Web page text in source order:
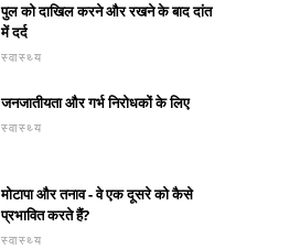
पुल को दाखिल करने और रखने के बाद दांत
में दर्द
स्वास्थ्य
जनजातीयता और गर्भ निरोधकों के लिए
स्वास्थ्य
मोटापा और तनाव - वे एक दूसरे को कैसे
प्रभावित करते हैं?
स्वास्थ्य